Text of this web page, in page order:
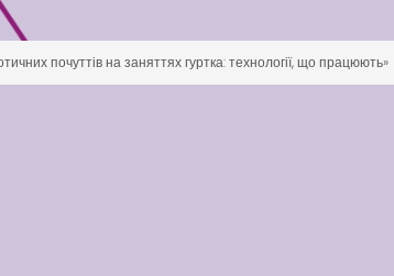
почуттів на заняттях гуртка: технології, що працюють»